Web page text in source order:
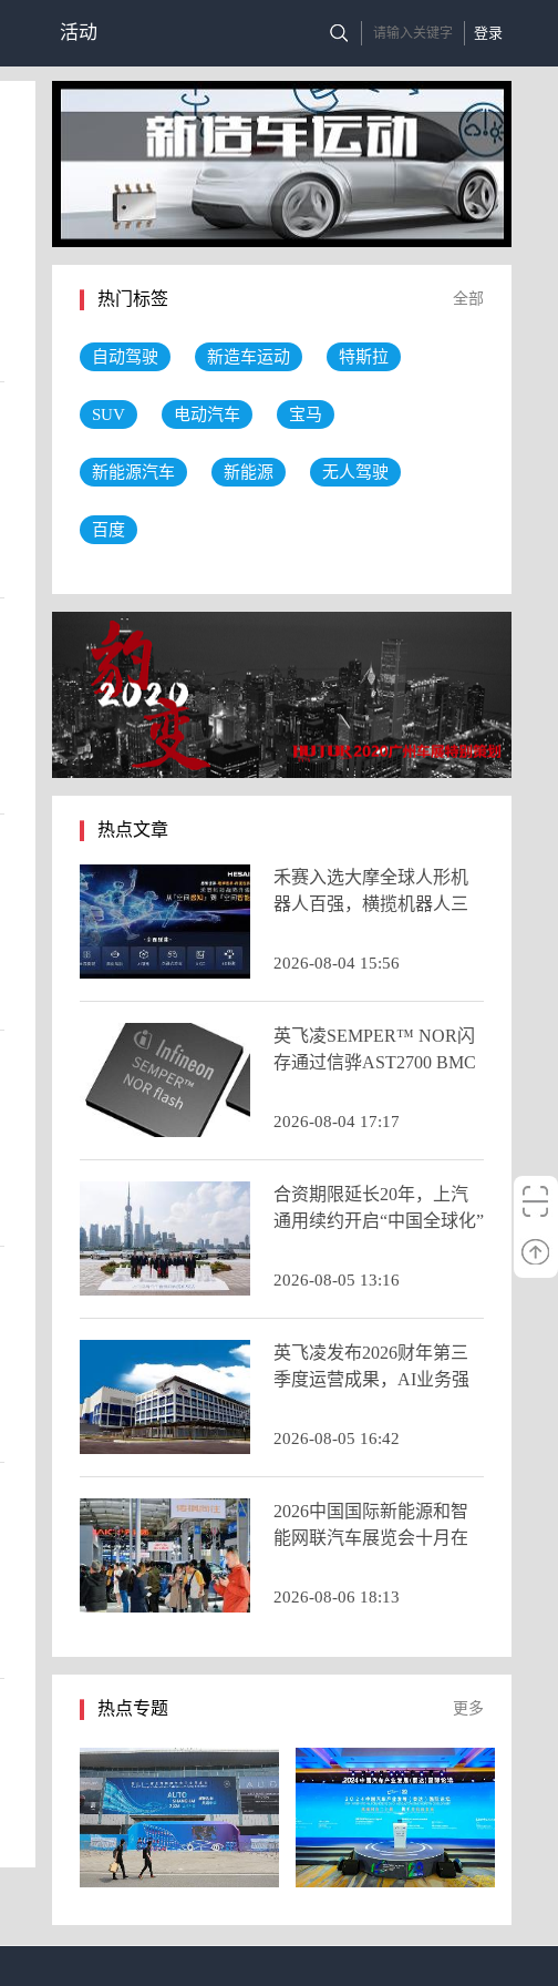
登录
活动
热门标签 全部
自动驾驶 新造车运动 特斯拉
SUV 电动汽车 宝马
新能源汽车 新能源 无人驾驶
百度
热点文章
禾赛入选大摩全球人形机
器人百强，横揽机器人三
2026-08-04 15:56
英飞凌SEMPER™ NOR闪
存通过信骅AST2700 BMC
2026-08-04 17:17
合资期限延长20年，上汽
通用续约开启“中国全球化”
2026-08-05 13:16
英飞凌发布2026财年第三
季度运营成果，AI业务强
史新高
2026-08-05 16:42
2026中国国际新能源和智
能网联汽车展览会十月在
造产业新生态
2026-08-06 18:13
热点专题 更多